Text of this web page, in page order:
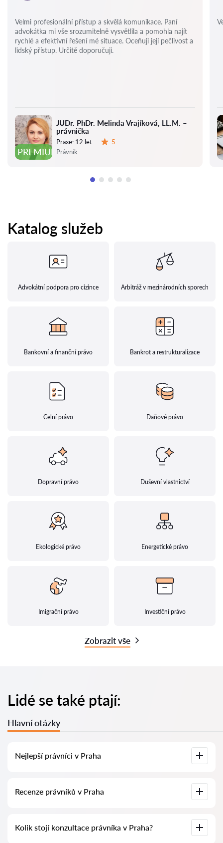
PREMIUM
JUDr. PhDr. Melinda Vrajíková, LL.M. –
právnička
Praxe: 12 let
5
Právník
Velmi profesionální přístup a skvělá komunikace. Paní
advokátka mi vše srozumitelně vysvětlila a pomohla najít
rychlé a efektivní řešení mé situace. Oceňuji její pečlivost a
lidský přístup. Určitě doporučuji.
Katalog služeb
Advokátní podpora pro cizince Arbitráž v mezinárodních sporech
Bankovní a finanční právo Bankrot a restrukturalizace
Celní právo Daňové právo
Dopravní právo Duševní vlastnictví
Ekologické právo Energetické právo
Imigrační právo Investiční právo
Zobrazit vše
Lidé se také ptají:
Hlavní otázky
Nejlepší právníci v Praha
kompletními informacemi. Ceny, recenze, telefonní číslo a
Recenze právníků v Praha
neodstraňujeme negativní recenze a není možné je uměle
Kolik stojí konzultace právníka v Praha?